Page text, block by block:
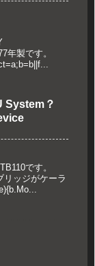
年製です。
System？
です。
リッジがケーラ